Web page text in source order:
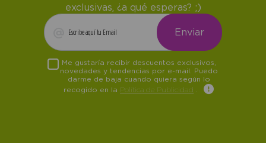
exclusivas, ¿a qué esperas? ;)
Me gustaría recibir descuentos exclusivos,
novedades y tendencias por e-mail. Puedo
darme de baja cuando quiera según lo
recogido en la Política de Publicidad